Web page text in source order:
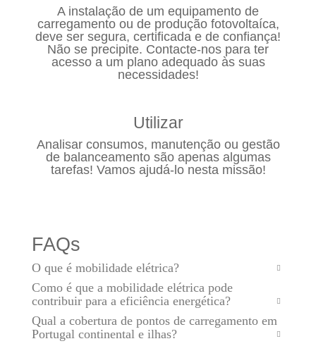
A instalação de um equipamento de
carregamento ou de produção fotovoltaíca,
deve ser segura, certificada e de confiança!
Não se precipite. Contacte-nos para ter
acesso a um plano adequado às suas
necessidades!
Utilizar
Analisar consumos, manutenção ou gestão
de balanceamento são apenas algumas
tarefas! Vamos ajudá-lo nesta missão!
FAQs
O que é mobilidade elétrica?
Como é que a mobilidade elétrica pode
contribuir para a eficiência energética?
Qual a cobertura de pontos de carregamento em
Portugal continental e ilhas?